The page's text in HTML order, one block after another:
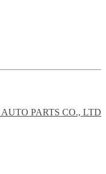
PARTS CO., LTD